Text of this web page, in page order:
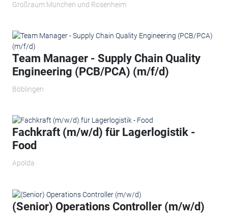
Großraum München und Rosenheim
Team Manager - Supply Chain Quality
Engineering (PCB/PCA) (m/f/d)
Böblingen
Fachkraft (m/w/d) für Lagerlogistik -
Food
Apolda
(Senior) Operations Controller (m/w/d)